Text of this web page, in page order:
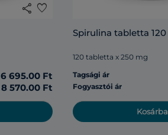
share favorite
6 695.00 Ft
8 570.00 Ft
Spirulina tabletta 120
120 tabletta x 250 mg
Tagsági ár
Fogyasztói ár
Kosárba